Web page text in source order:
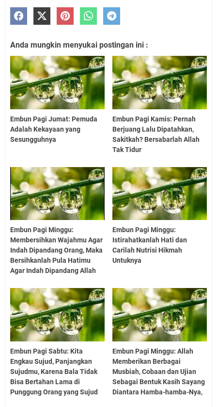
Anda mungkin menyukai postingan ini :
Embun Pagi Jumat: Pemuda
Adalah Kekayaan yang
Sesungguhnya
Embun Pagi Kamis: Pernah
Berjuang Lalu Dipatahkan,
Sakitkah? Bersabarlah Allah
Tak Tidur
Embun Pagi Minggu:
Membersihkan Wajahmu Agar
Indah Dipandang Orang, Maka
Bersihkanlah Pula Hatimu
Agar Indah Dipandang Allah
Embun Pagi Minggu:
Istirahatkanlah Hati dan
Carilah Nutrisi Hikmah
Untuknya
Embun Pagi Sabtu: Kita
Engkau Sujud, Panjangkan
Sujudmu, Karena Bala Tidak
Bisa Bertahan Lama di
Punggung Orang yang Sujud
Embun Pagi Minggu: Allah
Memberikan Berbagai
Musbiah, Cobaan dan Ujian
Sebagai Bentuk Kasih Sayang
Diantara Hamba-hamba-Nya,